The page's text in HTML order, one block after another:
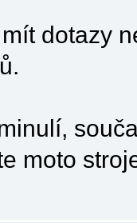
dotazy
moto